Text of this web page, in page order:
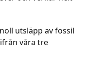
utsläpp av fossil
våra tre